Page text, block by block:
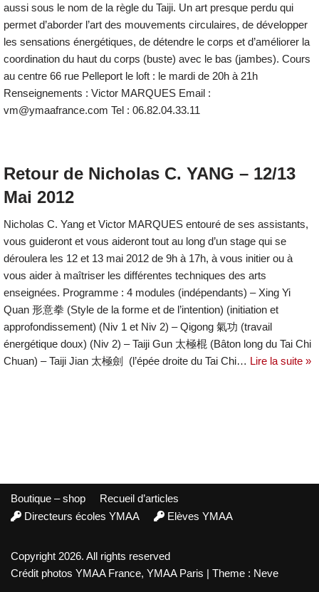
aussi sous le nom de la règle du Taiji. Un art presque perdu qui
permet d’aborder l’art des mouvements circulaires, de développer
les sensations énergétiques, de détendre le corps et d’améliorer la
coordination du haut du corps (buste) avec le bas (jambes). Cours
au centre 66 rue Pelleport le loft : le mardi de 20h à 21h
Renseignements : Victor MARQUES Email :
vm@ymaafrance.com Tel : 06.82.04.33.11
Retour de Nicholas C. YANG – 12/13
Mai 2012
Nicholas C. Yang et Victor MARQUES entouré de ses assistants,
vous guideront et vous aideront tout au long d’un stage qui se
déroulera les 12 et 13 mai 2012 de 9h à 17h, à vous initier ou à
vous aider à maîtriser les différentes techniques des arts
enseignées. Programme : 4 modules (indépendants) – Xing Yi
Quan 形意拳 (Style de la forme et de l’intention) (initiation et
approfondissement) (Niv 1 et Niv 2) – Qigong 氣功 (travail
énergétique doux) (Niv 2) – Taiji Gun 太極棍 (Bâton long du Tai Chi
Chuan) – Taiji Jian 太極劍 (l’épée droite du Tai Chi… Lire la suite »
Boutique – shop
Recueil d’articles
Directeurs écoles YMAA
Elèves YMAA
Copyright 2026. All rights reserved
Crédit photos YMAA France, YMAA Paris | Theme : Neve